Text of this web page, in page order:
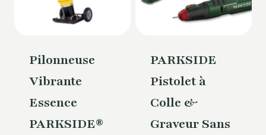
Pilonneuse
Vibrante
Essence
PARKSIDE®
PARKSIDE
Pistolet à
Colle &
Graveur Sans